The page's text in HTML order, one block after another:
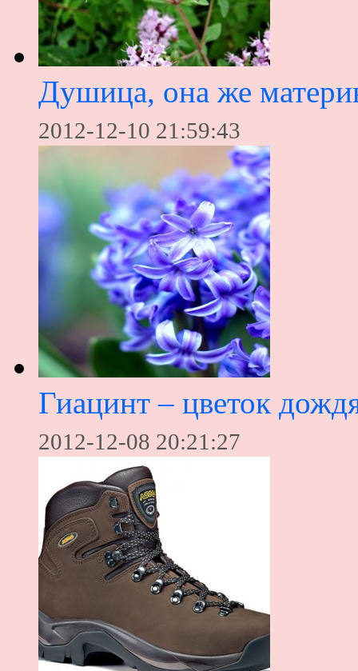
Душица, она же
2012-12-10 21:59:43
Гиацинт – цветок
2012-12-08 20:21:27